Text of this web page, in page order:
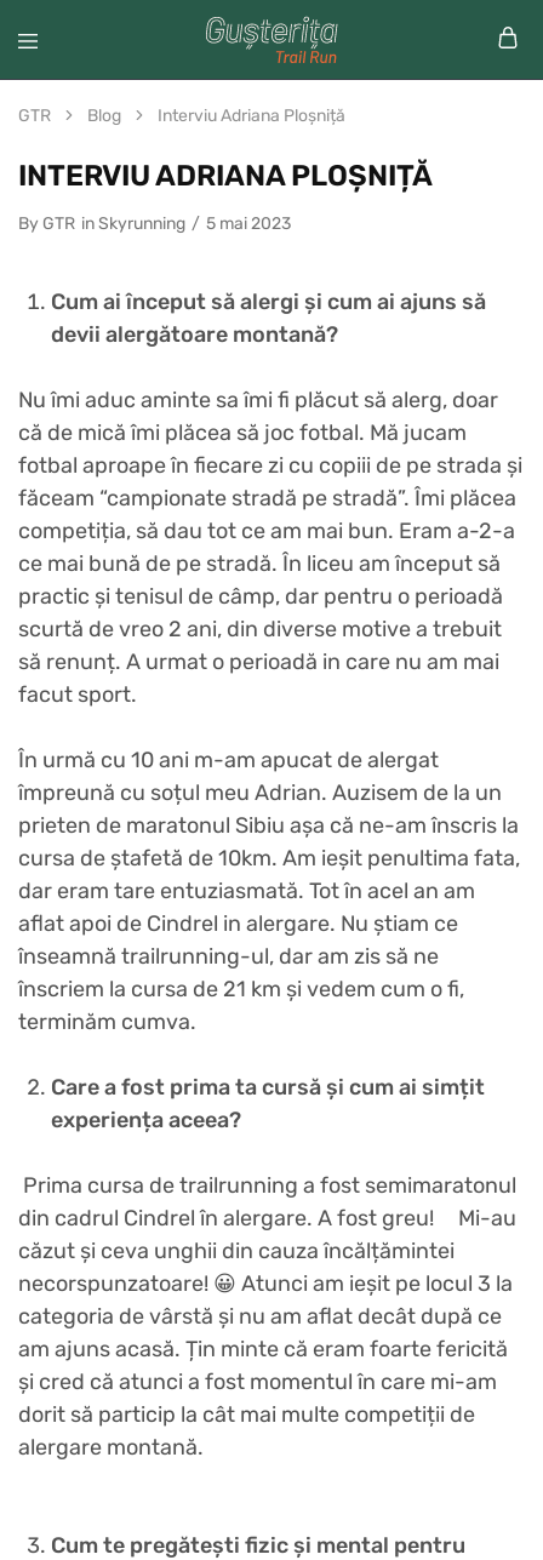
GTR Blog Interviu Adriana Ploșniță
INTERVIU ADRIANA PLOȘNIȚĂ
By GTR inSkyrunning 5 mai 2023
Cum ai început să alergi și cum ai ajuns să
devii alergătoare montană?
Nu îmi aduc aminte sa îmi fi plăcut să alerg, doar
că de mică îmi plăcea să joc fotbal. Mă jucam
fotbal aproape în fiecare zi cu copiii de pe strada și
făceam “campionate stradă pe stradă”. Îmi plăcea
competiția, să dau tot ce am mai bun. Eram a-2-a
ce mai bună de pe stradă. În liceu am început să
practic și tenisul de câmp, dar pentru o perioadă
scurtă de vreo 2 ani, din diverse motive a trebuit
să renunț. A urmat o perioadă in care nu am mai
facut sport.
În urmă cu 10 ani m-am apucat de alergat
împreună cu soțul meu Adrian. Auzisem de la un
prieten de maratonul Sibiu așa că ne-am înscris la
cursa de ștafetă de 10km. Am ieșit penultima fata,
dar eram tare entuziasmată. Tot în acel an am
aflat apoi de Cindrel in alergare. Nu știam ce
înseamnă trailrunning-ul, dar am zis să ne
înscriem la cursa de 21 km și vedem cum o fi,
terminăm cumva.
Care a fost prima ta cursă și cum ai simțit
experiența aceea?
Prima cursa de trailrunning a fost semimaratonul
din cadrul Cindrel în alergare. A fost greu! Mi-au
căzut și ceva unghii din cauza încălțămintei
necorspunzatoare! 😀 Atunci am ieșit pe locul 3 la
categoria de vârstă și nu am aflat decât după ce
am ajuns acasă. Țin minte că eram foarte fericită
și cred că atunci a fost momentul în care mi-am
dorit să particip la cât mai multe competiții de
alergare montană.
Cum te pregătești fizic și mental pentru